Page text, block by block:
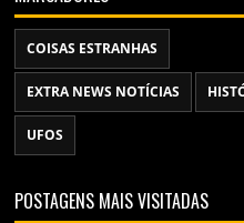
COISAS ESTRANHAS
EXTRA NEWS NOTÍCIAS
UFOS
POSTAGENS MAIS VISITADAS